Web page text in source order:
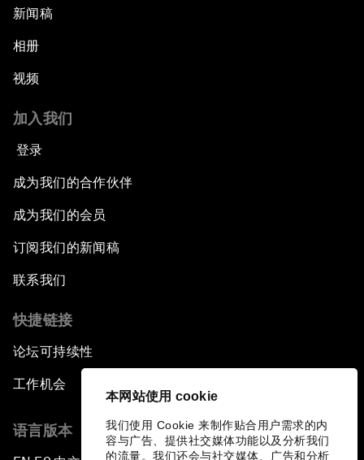
本网站使用 cookie
我们使用 Cookie 来制作贴合用户需求的内
容与广告、提供社交媒体功能以及分析我们
的流量。我们还会与社交媒体、广告和分析
新闻稿
相册
视频
加入我们
登录
成为我们的合作伙伴
成为我们的会员
订阅我们的新闻稿
联系我们
快捷链接
论坛可持续性
工作机会
语言版本